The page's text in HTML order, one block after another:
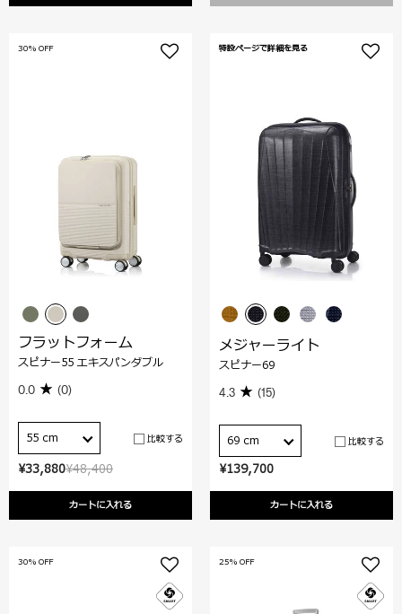
¥48,400
¥33,880
カートに入れる
30% OFF
フラットフォーム
スピナー55 エキスパンダブル
0.0 (0)
55 cm 比較する
¥139,700
カートに入れる
特設ページで詳細を見る
メジャーライト
スピナー69
4.3 (15)
69 cm 比較する
30% OFF 25% OFF